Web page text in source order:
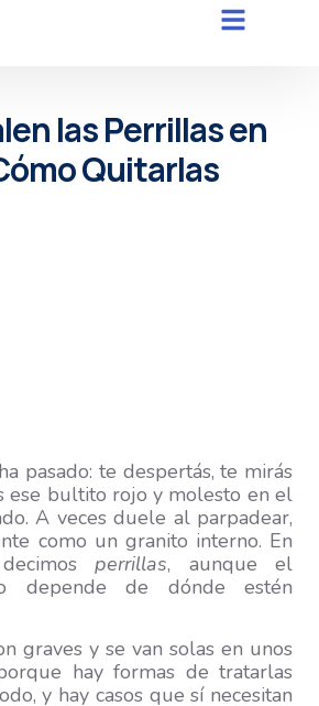
las Perrillas en
Quitarlas
pasado: te despertás, te mirás
ese bultito rojo y molesto en el
A veces duele al parpadear,
como un granito interno. En
perrillas, aunque el
depende de dónde estén
graves y se van solas en unos
hay formas de tratarlas
y hay casos que sí necesitan